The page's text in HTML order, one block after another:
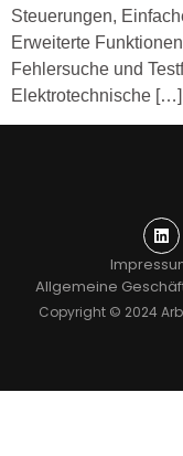
Steuerungen,
Erweiterte
Fehlersuche und
Elektrotechnische […]
Copyright © 2024
Allgemeine